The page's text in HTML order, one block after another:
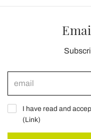
I have read and
(Link)